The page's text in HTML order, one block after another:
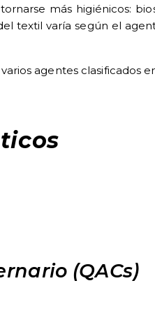
más higiénicos:
textil varía según el
agentes clasificados
(QACs)